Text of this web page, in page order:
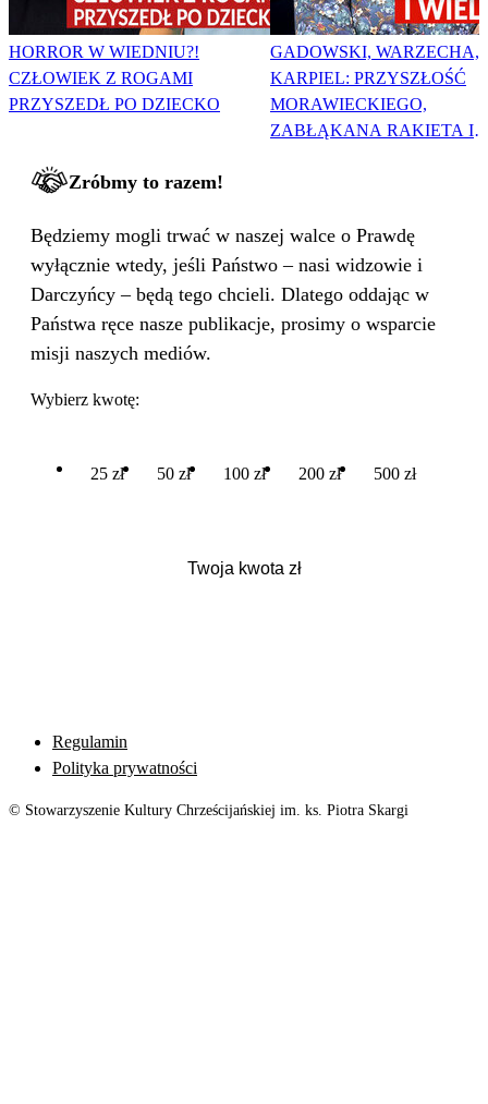
HORROR W WIEDNIU?!
CZŁOWIEK Z ROGAMI
PRZYSZEDŁ PO DZIECKO
GADOWSKI, WARZECHA,
KARPIEL: PRZYSZŁOŚĆ
MORAWIECKIEGO,
ZABŁĄKANA RAKIETA I
Zróbmy to razem!
Będziemy mogli trwać w naszej walce o Prawdę
wyłącznie wtedy, jeśli Państwo – nasi widzowie i
Darczyńcy – będą tego chcieli. Dlatego oddając w
Państwa ręce nasze publikacje, prosimy o wsparcie
misji naszych mediów.
Wybierz kwotę:
25 zł 50 zł 100 zł 200 zł 500 zł
Regulamin
Polityka prywatności
© Stowarzyszenie Kultury Chrześcijańskiej im. ks. Piotra Skargi